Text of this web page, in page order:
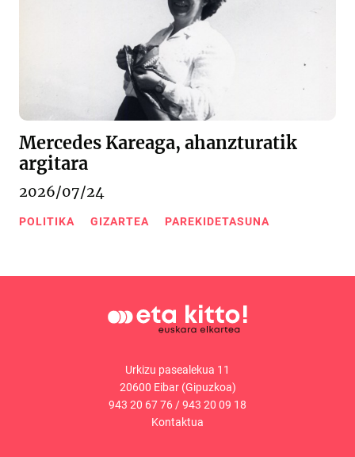
Mercedes Kareaga, ahanzturatik
argitara
2026/07/24
POLITIKA GIZARTEA PAREKIDETASUNA
Urkizu pasealekua 11
20600 Eibar (Gipuzkoa)
943 20 67 76 /943 20 09 18
Kontaktua